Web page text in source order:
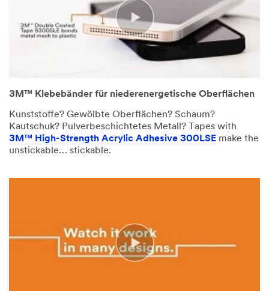
3M™ Klebebänder für niederenergetische Oberflächen
Kunststoffe? Gewölbte Oberflächen? Schaum?
Kautschuk? Pulverbeschichtetes Metall? Tapes with
3M™ High-Strength Acrylic Adhesive 300LSE make the
unstickable… stickable.